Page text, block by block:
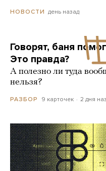
НОВОСТИ день назад
Говорят, баня
Это правда?
А полезно ли туда
нельзя?
РАЗБОР 9 карточек 2 дня